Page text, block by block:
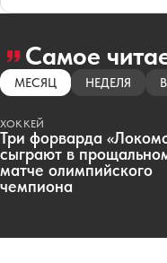
Самое
МЕСЯЦ НЕДЕЛЯ
ХОККЕЙ
Три форварда
сыграют в
матче олимпийского
чемпиона